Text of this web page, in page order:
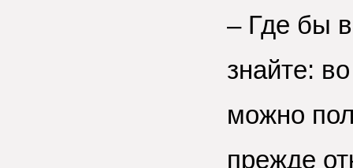
– Где бы
знайте:
можно
прежде